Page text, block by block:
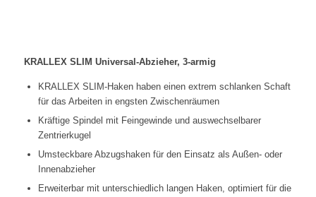
KRALLEX SLIM Universal-Abzieher, 3-armig
KRALLEX SLIM-Haken haben einen extrem schlanken Schaft
für das Arbeiten in engsten Zwischenräumen
Kräftige Spindel mit Feingewinde und auswechselbarer
Zentrierkugel
Umsteckbare Abzugshaken für den Einsatz als Außen- oder
Innenabzieher
Erweiterbar mit unterschiedlich langen Haken, optimiert für die